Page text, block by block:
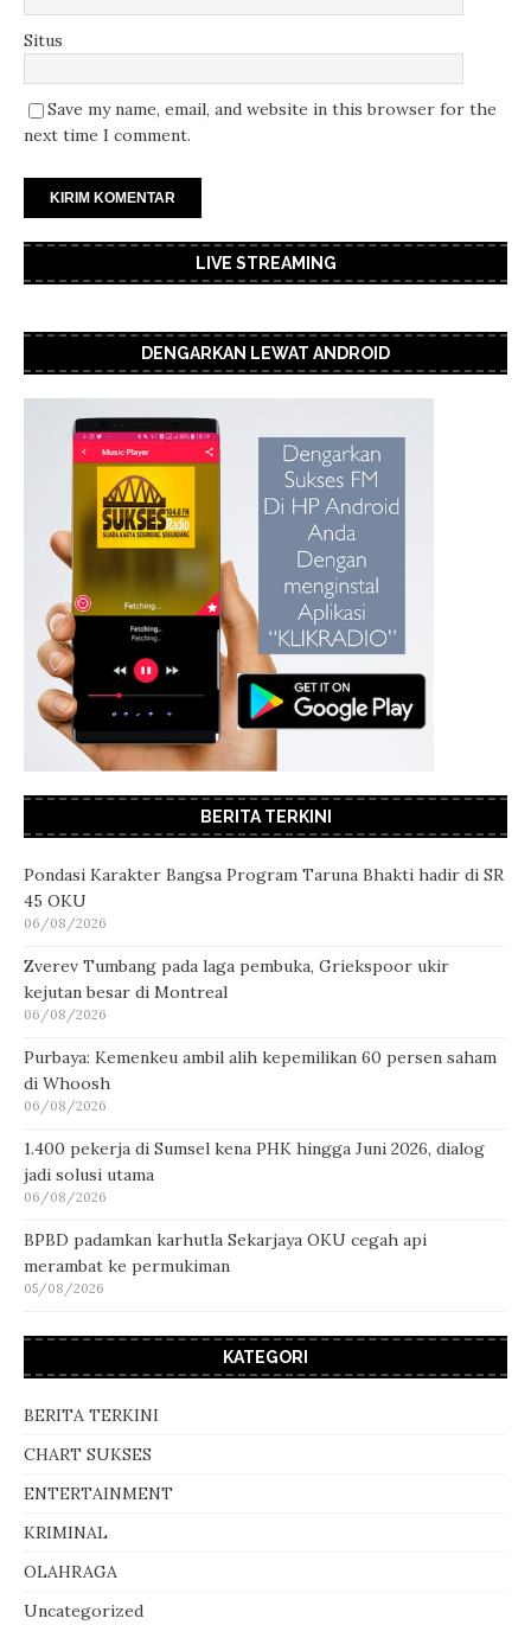
Situs
Save my name, email, and website in this browser for the
next time I comment.
LIVE STREAMING
DENGARKAN LEWAT ANDROID
BERITA TERKINI
Pondasi Karakter Bangsa Program Taruna Bhakti hadir di SR
45 OKU
06/08/2026
Zverev Tumbang pada laga pembuka, Griekspoor ukir
kejutan besar di Montreal
06/08/2026
Purbaya: Kemenkeu ambil alih kepemilikan 60 persen saham
di Whoosh
06/08/2026
1.400 pekerja di Sumsel kena PHK hingga Juni 2026, dialog
jadi solusi utama
06/08/2026
BPBD padamkan karhutla Sekarjaya OKU cegah api
merambat ke permukiman
05/08/2026
KATEGORI
BERITA TERKINI
CHART SUKSES
ENTERTAINMENT
KRIMINAL
OLAHRAGA
Uncategorized